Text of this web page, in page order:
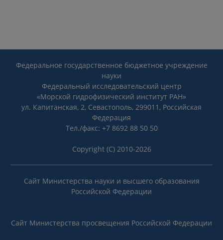
Федеральное государственное бюджетное учреждение
науки
Федеральный исследовательский центр
«Морской гидрофизический институт РАН»
ул. Капитанская, 2, Севастополь, 299011, Российская
Федерация
Тел./факс: +7 8692 88 50 50
Copyright (C) 2010-2026
Сайт Министерства науки и высшего образования
Российской Федерации
Сайт Министерства просвещения Российской Федерации